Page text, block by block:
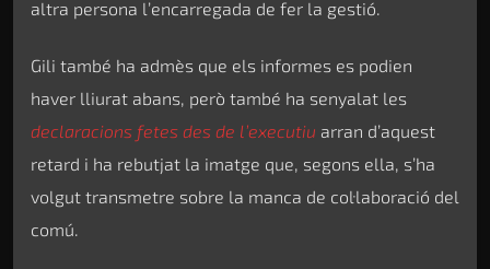
altra persona l’encarregada de fer la gestió.
Gili també ha admès que els informes es podien
haver lliurat abans, però també ha senyalat les
declaracions fetes des de l’executiu arran d’aquest
retard i ha rebutjat la imatge que, segons ella, s’ha
volgut transmetre sobre la manca de col·laboració del
comú.